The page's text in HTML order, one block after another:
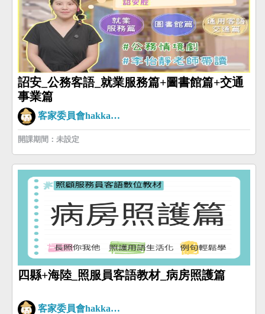
詔安_公務客語_就業服務篇+圖書館篇+交通
事業篇
客家委員會hakkaman
開課期間：未設定
四縣+海陸_照服員客語教材_病房照護篇
客家委員會hakkaman